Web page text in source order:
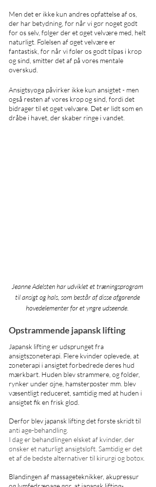
Men det er ikke kun andres opfattelse af os,
der har betydning, for når vi gør noget godt
for os selv, følger der et øget velvære med, helt
naturligt. Følelsen af øget velvære er
fantastisk, for når vi føler os godt tilpas i krop
og sind, smitter det af på vores mentale
overskud.
Ansigtsyoga påvirker ikke kun ansigtet - men
også resten af vores krop og sind, fordi det
bidrager til et øget velvære. Det er lidt som en
dråbe i havet, der skaber ringe i vandet.
Jeanne Adelsten har udviklet et træningsprogram
til ansigt og hals, som består af disse afgørende
hovedelementer for et yngre udseende.
Opstrammende japansk lifting
Japansk lifting er udsprunget fra
ansigtszoneterapi. Flere kvinder oplevede, at
zoneterapi i ansigtet forbedrede deres hud
mærkbart. Huden blev strammere, og folder,
rynker under øjne, hamsterposter mm. blev
væsentligt reduceret, samtidig med at huden i
ansigtet fik en frisk glød.
Derfor blev japansk lifting det første skridt til
anti age-behandling.
I dag er behandlingen elsket af kvinder, der
ønsker et naturligt ansigtsløft. Samtidig er det
et af de bedste alternativer til kirurgi og botox.
Blandingen af massageteknikker, akupressur